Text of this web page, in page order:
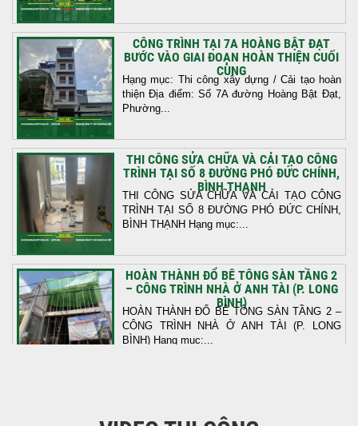
CÔNG TRÌNH TẠI 7A HOÀNG BẬT ĐẠT
BƯỚC VÀO GIAI ĐOẠN HOÀN THIỆN CUỐI
CÙNG
Hạng mục: Thi công xây dựng / Cải tạo hoàn
thiện Địa điểm: Số 7A đường Hoàng Bật Đạt,
Phường...
THI CÔNG SỬA CHỮA VÀ CẢI TẠO CÔNG
TRÌNH TẠI SỐ 8 ĐƯỜNG PHÓ ĐỨC CHÍNH,
BÌNH THẠNH
THI CÔNG SỬA CHỮA VÀ CẢI TẠO CÔNG
TRÌNH TẠI SỐ 8 ĐƯỜNG PHÓ ĐỨC CHÍNH,
BÌNH THẠNH Hạng mục:...
HOÀN THÀNH ĐỔ BÊ TÔNG SÀN TẦNG 2
– CÔNG TRÌNH NHÀ Ở ANH TÀI (P. LONG
BÌNH)
HOÀN THÀNH ĐỔ BÊ TÔNG SÀN TẦNG 2 –
CÔNG TRÌNH NHÀ Ở ANH TÀI (P. LONG
BÌNH) Hạng mục:...